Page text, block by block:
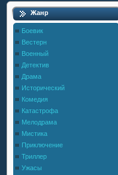
Жанр
Боевик
Вестерн
Военный
Детектив
Драма
Исторический
Комедия
Катастрофа
Мелодрама
Мистика
Приключение
Триллер
Ужасы